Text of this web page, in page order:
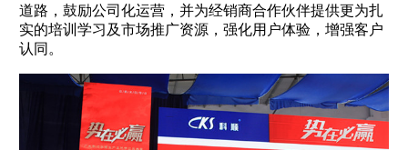
道路，鼓励公司化运营，并为经销商合作伙伴提供更为扎
实的培训学习及市场推广资源，强化用户体验，增强客户
认同。